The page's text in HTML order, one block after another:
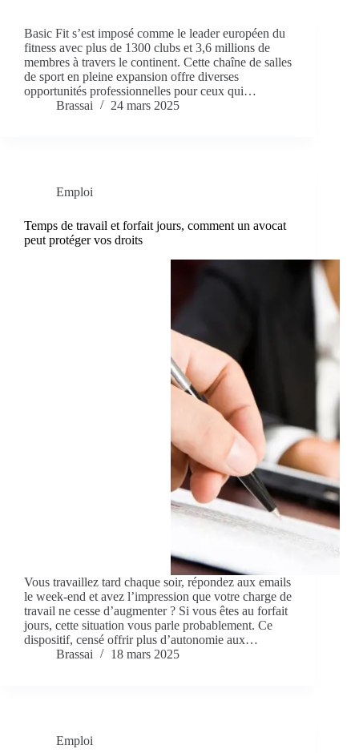
Basic Fit s’est imposé comme le leader européen du
fitness avec plus de 1300 clubs et 3,6 millions de
membres à travers le continent. Cette chaîne de salles
de sport en pleine expansion offre diverses
opportunités professionnelles pour ceux qui…
Brassai
24 mars 2025
Emploi
Temps de travail et forfait jours, comment un avocat
peut protéger vos droits
Vous travaillez tard chaque soir, répondez aux emails
le week-end et avez l’impression que votre charge de
travail ne cesse d’augmenter ? Si vous êtes au forfait
jours, cette situation vous parle probablement. Ce
dispositif, censé offrir plus d’autonomie aux…
Brassai
18 mars 2025
Emploi